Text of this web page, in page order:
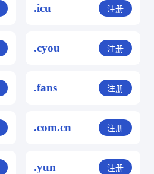
.icu 注册
.cyou 注册
.fans 注册
.com.cn 注册
.yun 注册